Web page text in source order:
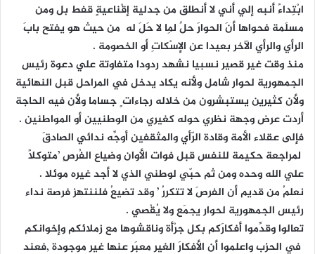
ابْتِداءً أنبه إلي أني لا أنطلق من جدلية إقْناعيةٍ قفط بل ومن
مسلَمة فحواها أنَ الحوارَ حلٌ لِما لا حَلَ له من حيث هو يفتح بابَ
الرأي والرأي الآخر بعيدا عن الإسْكاتِ أو الخصومة .
منذ وقت غير قصير نسبيا نشهد ردودا متفاوتة علي دعوة رئيس
الجمهورية لحوار شامل ولأنه يكاد يدخل في المراحل قبل النهائية
ولأن كثيرين يستبشرون من خلاله رجاءات ٍ جساما ولأن فيه الحاجة
أردت عرض وجهة نظري حوله كغيري من الوطنيين أو المواطنين .
فإلى عقلاء الأمة وقادة الرّأي والمثقفين أوجِّه ندائي الصادقَ
لمراجعة حكيمة للنفس قبل فوات الأوان وضياع الفُرصِ ’متوكلاً
علي الله وحده ومن ثم حبّي لوطني الذي لا أجد غيره موئلا .
نعلمُ من قديم أن الفرصَ لا تتكررُ ’ وقد تضيعُ فلننتهز فرصة نداء
رئيس الجمهورية لحوار يجمَع ولا يُقْصي .
تعالوا وقدِّموا أفكارَكم بكل جرْأة وناقشوها مع زملائكم وإخوانكم
في الحزب واعلموا أن الأفكارَ الغير معبَر عنها غير موجودة ,فعند